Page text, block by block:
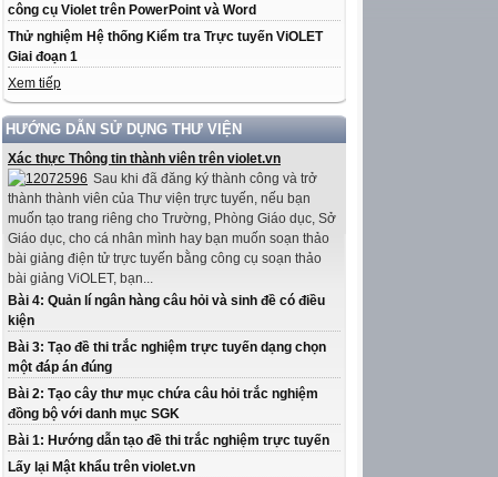
công cụ Violet trên PowerPoint và Word
Thử nghiệm Hệ thống Kiểm tra Trực tuyến ViOLET
Giai đoạn 1
Xem tiếp
HƯỚNG DẪN SỬ DỤNG THƯ VIỆN
Xác thực Thông tin thành viên trên violet.vn
Sau khi đã đăng ký thành công và trở
thành thành viên của Thư viện trực tuyến, nếu bạn
muốn tạo trang riêng cho Trường, Phòng Giáo dục, Sở
Giáo dục, cho cá nhân mình hay bạn muốn soạn thảo
bài giảng điện tử trực tuyến bằng công cụ soạn thảo
bài giảng ViOLET, bạn...
Bài 4: Quản lí ngân hàng câu hỏi và sinh đề có điều
kiện
Bài 3: Tạo đề thi trắc nghiệm trực tuyến dạng chọn
một đáp án đúng
Bài 2: Tạo cây thư mục chứa câu hỏi trắc nghiệm
đồng bộ với danh mục SGK
Bài 1: Hướng dẫn tạo đề thi trắc nghiệm trực tuyến
Lấy lại Mật khẩu trên violet.vn